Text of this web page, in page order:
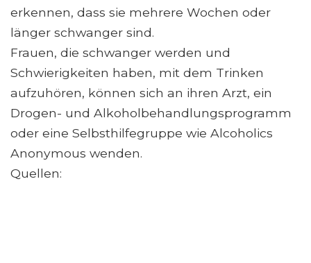
erkennen, dass sie mehrere Wochen oder
länger schwanger sind.
Frauen, die schwanger werden und
Schwierigkeiten haben, mit dem Trinken
aufzuhören, können sich an ihren Arzt, ein
Drogen- und Alkoholbehandlungsprogramm
oder eine Selbsthilfegruppe wie Alcoholics
Anonymous wenden.
Quellen: